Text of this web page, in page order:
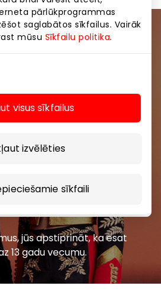
pārlūkprogrammas
saglabātos sīkfailus. Vairāk
mūsu Sīkfailu politika.
visus sīkfailus
izvēlēties
sīkfaili
mūsu kopienai
labākajiem piedāvājumiem,
Alfa” un “AKROPOLE
Rīga”.
jūs apstiprināt, ka esat
13 gadu vecumu.